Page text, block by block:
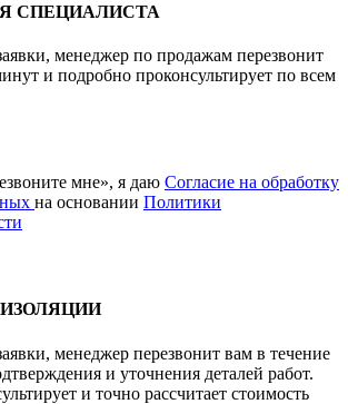
СПЕЦИАЛИСТА
менеджер по продажам перезвонит
и подробно проконсультирует по всем
мне», я даю Согласие на обработку
на основании Политики
менеджер перезвонит вам в течение
и уточнения деталей работ.
и точно рассчитает стоимость